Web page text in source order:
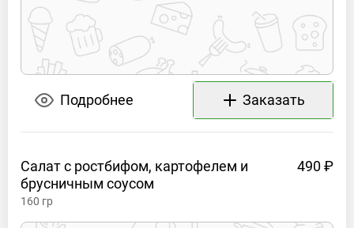
Подробнее Заказать
Салат с ростбифом, картофелем и
брусничным соусом
490 ₽
160 гр